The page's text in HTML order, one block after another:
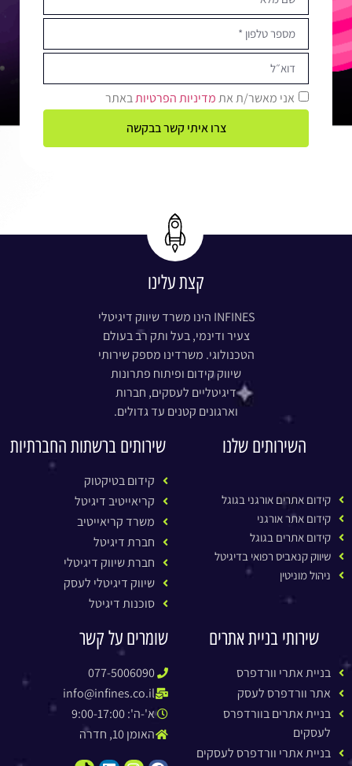
אני מאשר/ת אתמדיניות הפרטיותבאתר
צרו איתי קשר בבקשה
קצת עלינו
INFINES הינו משרד שיווק דיגיטלי
צעיר ודינמי, בעל ותק רב בעולם
הטכנולוגי. משרדינו מספק שירותי
שיווק קידום ופיתוח פתרונות
דיגיטליים לעסקים, חברות
וארגונים קטנים עד גדולים.
השירותים שלנו
קידום אתרים אורגני בגוגל
קידום אתר אורגני
קידום אתרים בגוגל
שיווק קנאביס רפואי בדיגיטל
ניהול מוניטין
שירותים ברשתות החברתיות
קידום בטיקטוק
קריאייטיב דיגיטל
משרד קריאייטיב
חברת דיגיטל
חברת שיווק דיגיטלי
שיווק דיגיטלי לעסק
סוכנות דיגיטל
שירותי בניית אתרים
בניית אתרי וורדפרס
אתר וורדפרס לעסק
בניית אתרים בוורדפרס
לעסקים
בניית אתרי וורדפרס לעסקים
שומרים על קשר
077-5006090
info@infines.co.il
א'-ה': 9:00-17:00
האומן 10, חדרה